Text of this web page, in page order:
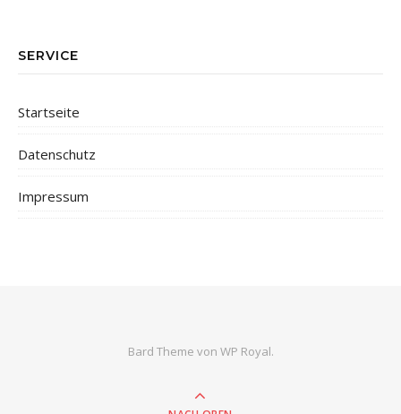
SERVICE
Startseite
Datenschutz
Impressum
Bard Theme von WP Royal.